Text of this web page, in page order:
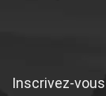
Inscrivez-